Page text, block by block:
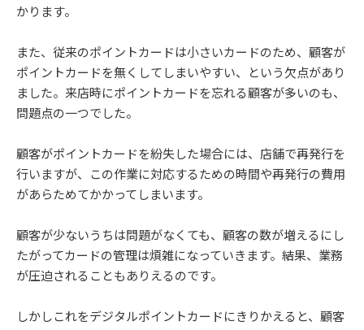
かります。
また、従来のポイントカードは小さいカードのため、顧客が
ポイントカードを無くしてしまいやすい、という欠点があり
ました。来店時にポイントカードを忘れる顧客が多いのも、
問題点の一つでした。
顧客がポイントカードを紛失した場合には、店舗で再発行を
行いますが、この作業に対応するための時間や再発行の費用
があらためてかかってしまいます。
顧客が少ないうちは問題がなくても、顧客の数が増えるにし
たがってカードの管理は煩雑になっていきます。結果、業務
が圧迫されることもありえるのです。
しかしこれをデジタルポイントカードにきりかえると、顧客